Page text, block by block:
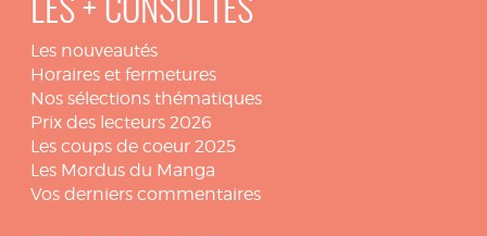
LES + CONSULTÉS
Les nouveautés
Horaires et fermetures
Nos sélections thématiques
Prix des lecteurs 2026
Les coups de coeur 2025
Les Mordus du Manga
Vos derniers commentaires